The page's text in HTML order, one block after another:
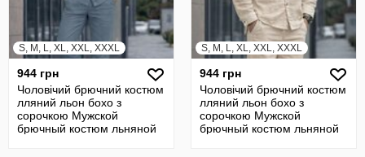
S, M, L, XL, XXL, XXXL
944 грн
Чоловічий брючний костюм
лляний льон бохо з
сорочкою Мужской
брючный костюм льняной
S, M, L, XL, XXL, XXXL
944 грн
Чоловічий брючний костюм
лляний льон бохо з
сорочкою Мужской
брючный костюм льняной